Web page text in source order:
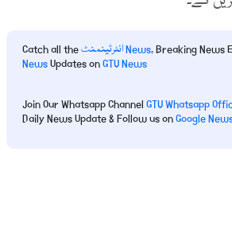
Catch all the انٹرٹینمنٹ News, Breaking News
NewsUpdates onGTV News
Join Our Whatsapp ChannelGTV Whatsapp
Daily News Update & Follow us onGoogle